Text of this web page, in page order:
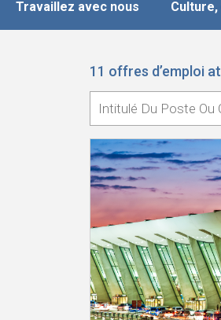
Travaillez avec nous
11 offres d’emploi